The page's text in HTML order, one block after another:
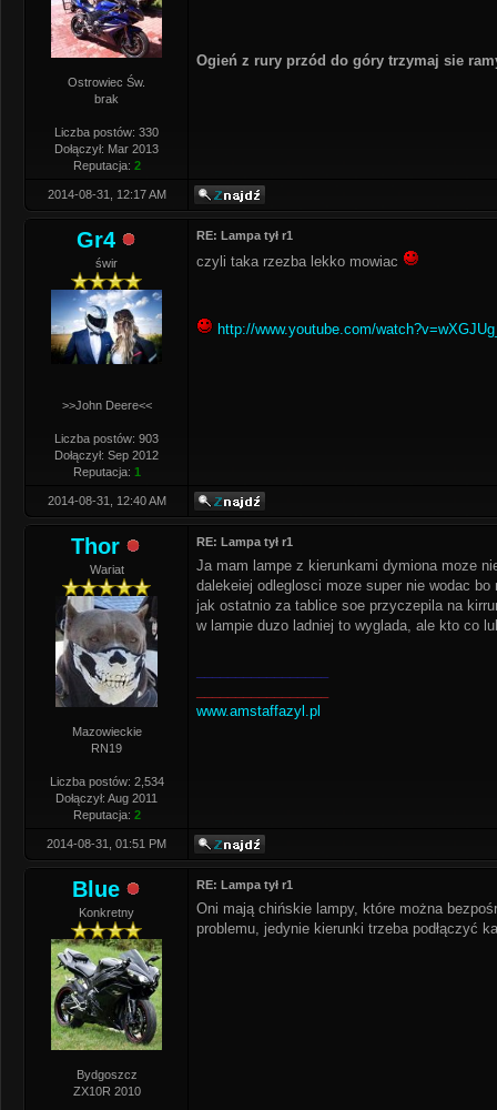
Ostrowiec Św.
brak
Liczba postów: 330
Dołączył: Mar 2013
Reputacja: 2
Ogień z rury przód do góry trzymaj sie
2014-08-31, 12:17 AM
Gr4
świr
>>John Deere<<
Liczba postów: 903
Dołączył: Sep 2012
Reputacja: 1
RE: Lampa tył r1
czyli taka rzezba lekko mowiac
http://www.youtube.com/
2014-08-31, 12:40 AM
Thor
Wariat
Mazowieckie
RN19
Liczba postów: 2,534
Dołączył: Aug 2011
Reputacja: 2
RE: Lampa tył r1
Ja mam lampe z kierunkami dymiona moze
dalekeiej odleglosci moze super nie wodac
jak ostatnio za tablice soe przyczepila na
w lampie duzo ladniej to wyglada, ale kto co
www.amstaffazyl.pl
2014-08-31, 01:51 PM
Blue
Konkretny
Bydgoszcz
ZX10R 2010
RE: Lampa tył r1
Oni mają chińskie lampy, które można
problemu, jedynie kierunki trzeba podłączyć